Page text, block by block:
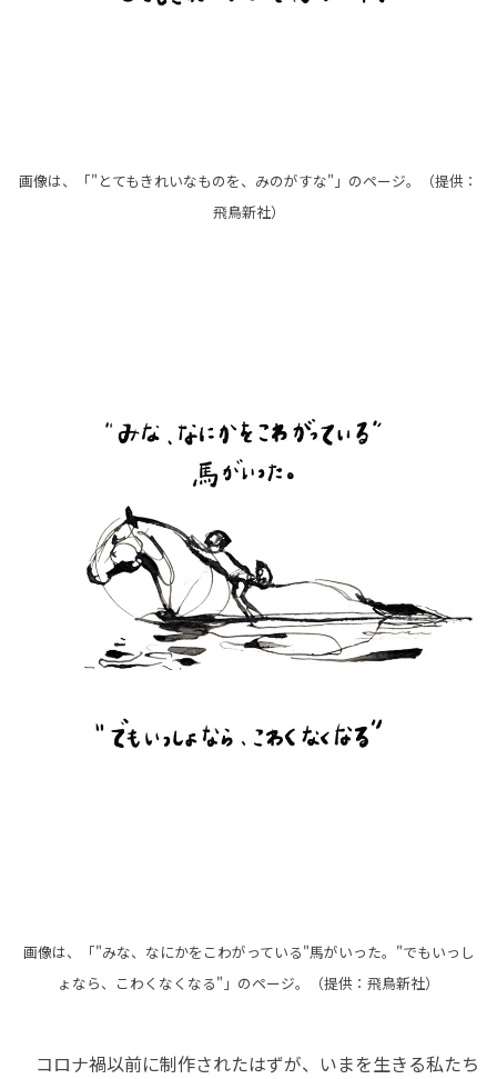
画像は、「"とてもきれいなものを、みのがすな"」のページ。（提供：
飛鳥新社）
画像は、「"みな、なにかをこわがっている"馬がいった。"でもいっし
ょなら、こわくなくなる"」のページ。（提供：飛鳥新社）
コロナ禍以前に制作されたはずが、いまを生きる私たち